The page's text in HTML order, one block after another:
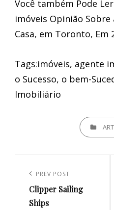
Você também Pode
imóveis Opinião Sobre
Casa, em Toronto, Em
Tags:imóveis, agente
o Sucesso, o bem-
Imobiliário
CATEGORIES
artigos
Previous
Post
PREV POST
Clipper Sailing
Ships